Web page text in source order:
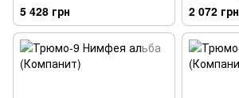
5 428 грн 2 072 грн